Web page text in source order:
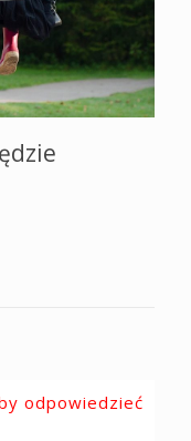
odpowiedzieć